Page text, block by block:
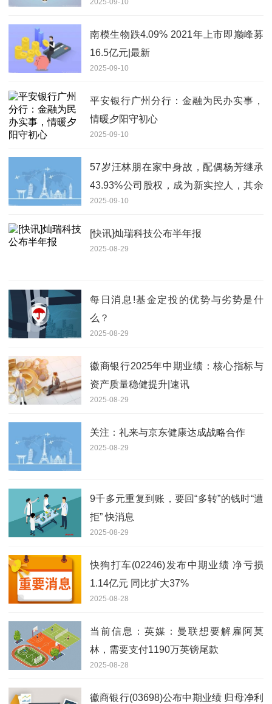
2025-09-10
南模生物跌4.09% 2021年上市即巅峰募
16.5亿元|最新
2025-09-10
平安银行广州分行：金融为民办实事，
情暖夕阳守初心
2025-09-10
57岁汪林朋在家中身故，配偶杨芳继承
43.93%公司股权，成为新实控人，其余
法定继承人自愿放弃_焦点速看
2025-09-10
[快讯]灿瑞科技公布半年报
2025-08-29
每日消息!基金定投的优势与劣势是什
么？
2025-08-29
徽商银行2025年中期业绩：核心指标与
资产质量稳健提升|速讯
2025-08-29
关注：礼来与京东健康达成战略合作
2025-08-29
9千多元重复到账，要回“多转”的钱时“遭
拒” 快消息
2025-08-29
快狗打车(02246)发布中期业绩 净亏损
1.14亿元 同比扩大37%
2025-08-28
当前信息：英媒：曼联想要解雇阿莫
林，需要支付1190万英镑尾款
2025-08-28
徽商银行(03698)公布中期业绩 归母净利